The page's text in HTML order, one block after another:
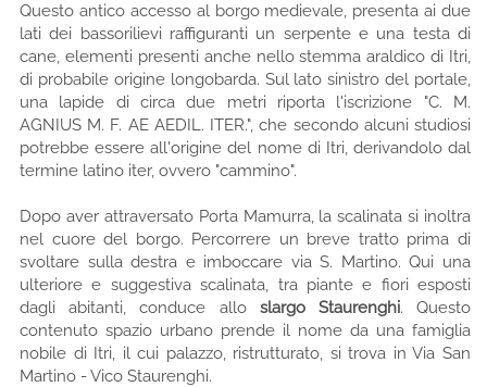
Questo antico accesso al borgo medievale, presenta ai due
lati dei bassorilievi raffiguranti un serpente e una testa di
cane, elementi presenti anche nello stemma araldico di Itri,
di probabile origine longobarda. Sul lato sinistro del portale,
una lapide di circa due metri riporta l'iscrizione "C. M.
AGNIUS M. F. AE AEDIL. ITER.", che secondo alcuni studiosi
potrebbe essere all'origine del nome di Itri, derivandolo dal
termine latino iter, ovvero "cammino".
Dopo aver attraversato Porta Mamurra, la scalinata si inoltra
nel cuore del borgo. Percorrere un breve tratto prima di
svoltare sulla destra e imboccare via S. Martino. Qui una
ulteriore e suggestiva scalinata, tra piante e fiori esposti
dagli abitanti, conduce allo slargo Staurenghi. Questo
contenuto spazio urbano prende il nome da una famiglia
nobile di Itri, il cui palazzo, ristrutturato, si trova in Via San
Martino - Vico Staurenghi.